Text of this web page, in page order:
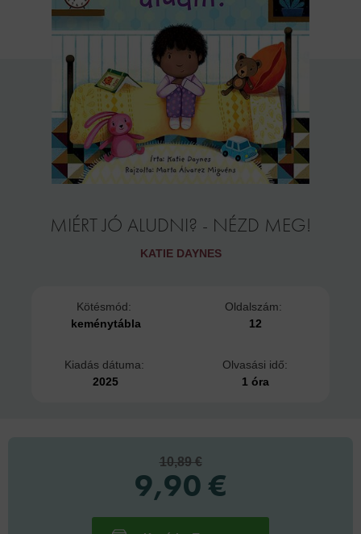
MIÉRT JÓ ALUDNI? - NÉZD MEG!
KATIE DAYNES
Kötésmód:
keménytábla
Oldalszám:
12
Kiadás dátuma:
2025
Olvasási idő:
1 óra
10,89 €
9,90 €